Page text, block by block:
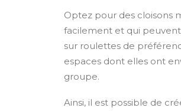
Optez pour des cloisons
facilement et qui
sur roulettes de
espaces dont elles ont
groupe.
Ainsi, il est possible de